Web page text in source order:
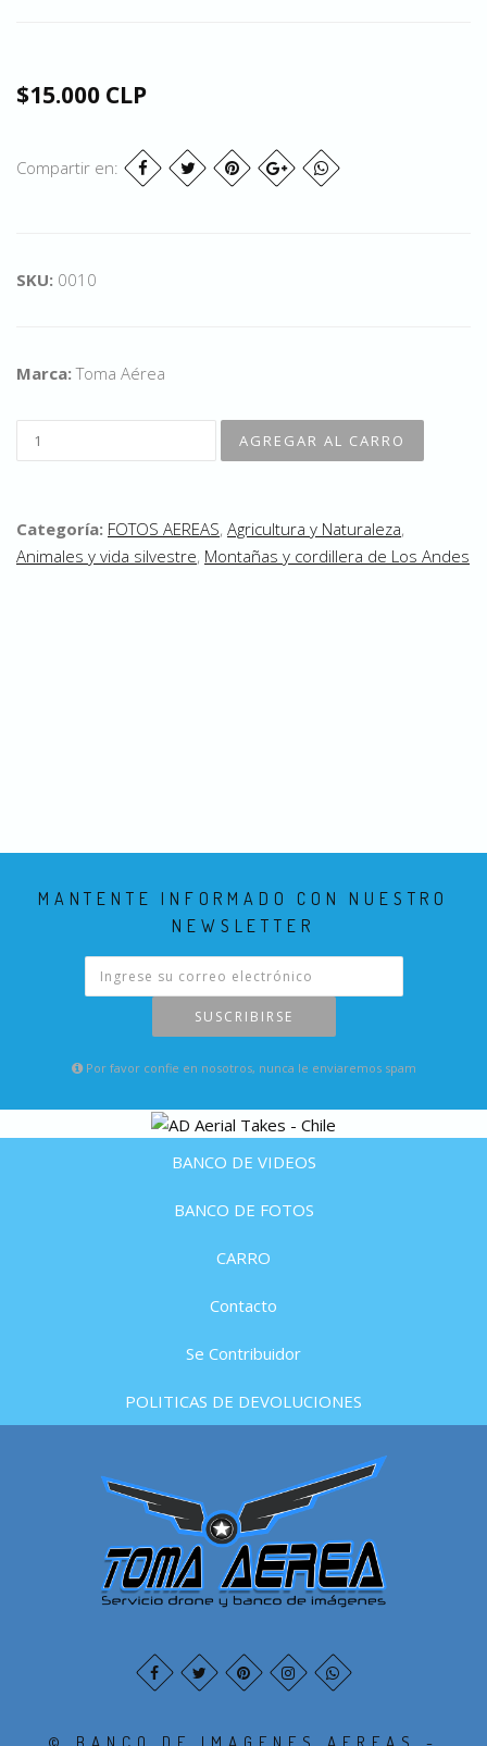
$15.000 CLP
Compartir en:
SKU: 0010
Marca:Toma Aérea
Categoría: FOTOS AEREAS, Agricultura y Naturaleza,
Animales y vida silvestre, Montañas y cordillera de Los Andes
MANTENTE INFORMADO CON NUESTRO
NEWSLETTER
SUSCRIBIRSE
Por favor confie en nosotros, nunca le enviaremos spam
BANCO DE VIDEOS
BANCO DE FOTOS
CARRO
Contacto
Se Contribuidor
POLITICAS DE DEVOLUCIONES